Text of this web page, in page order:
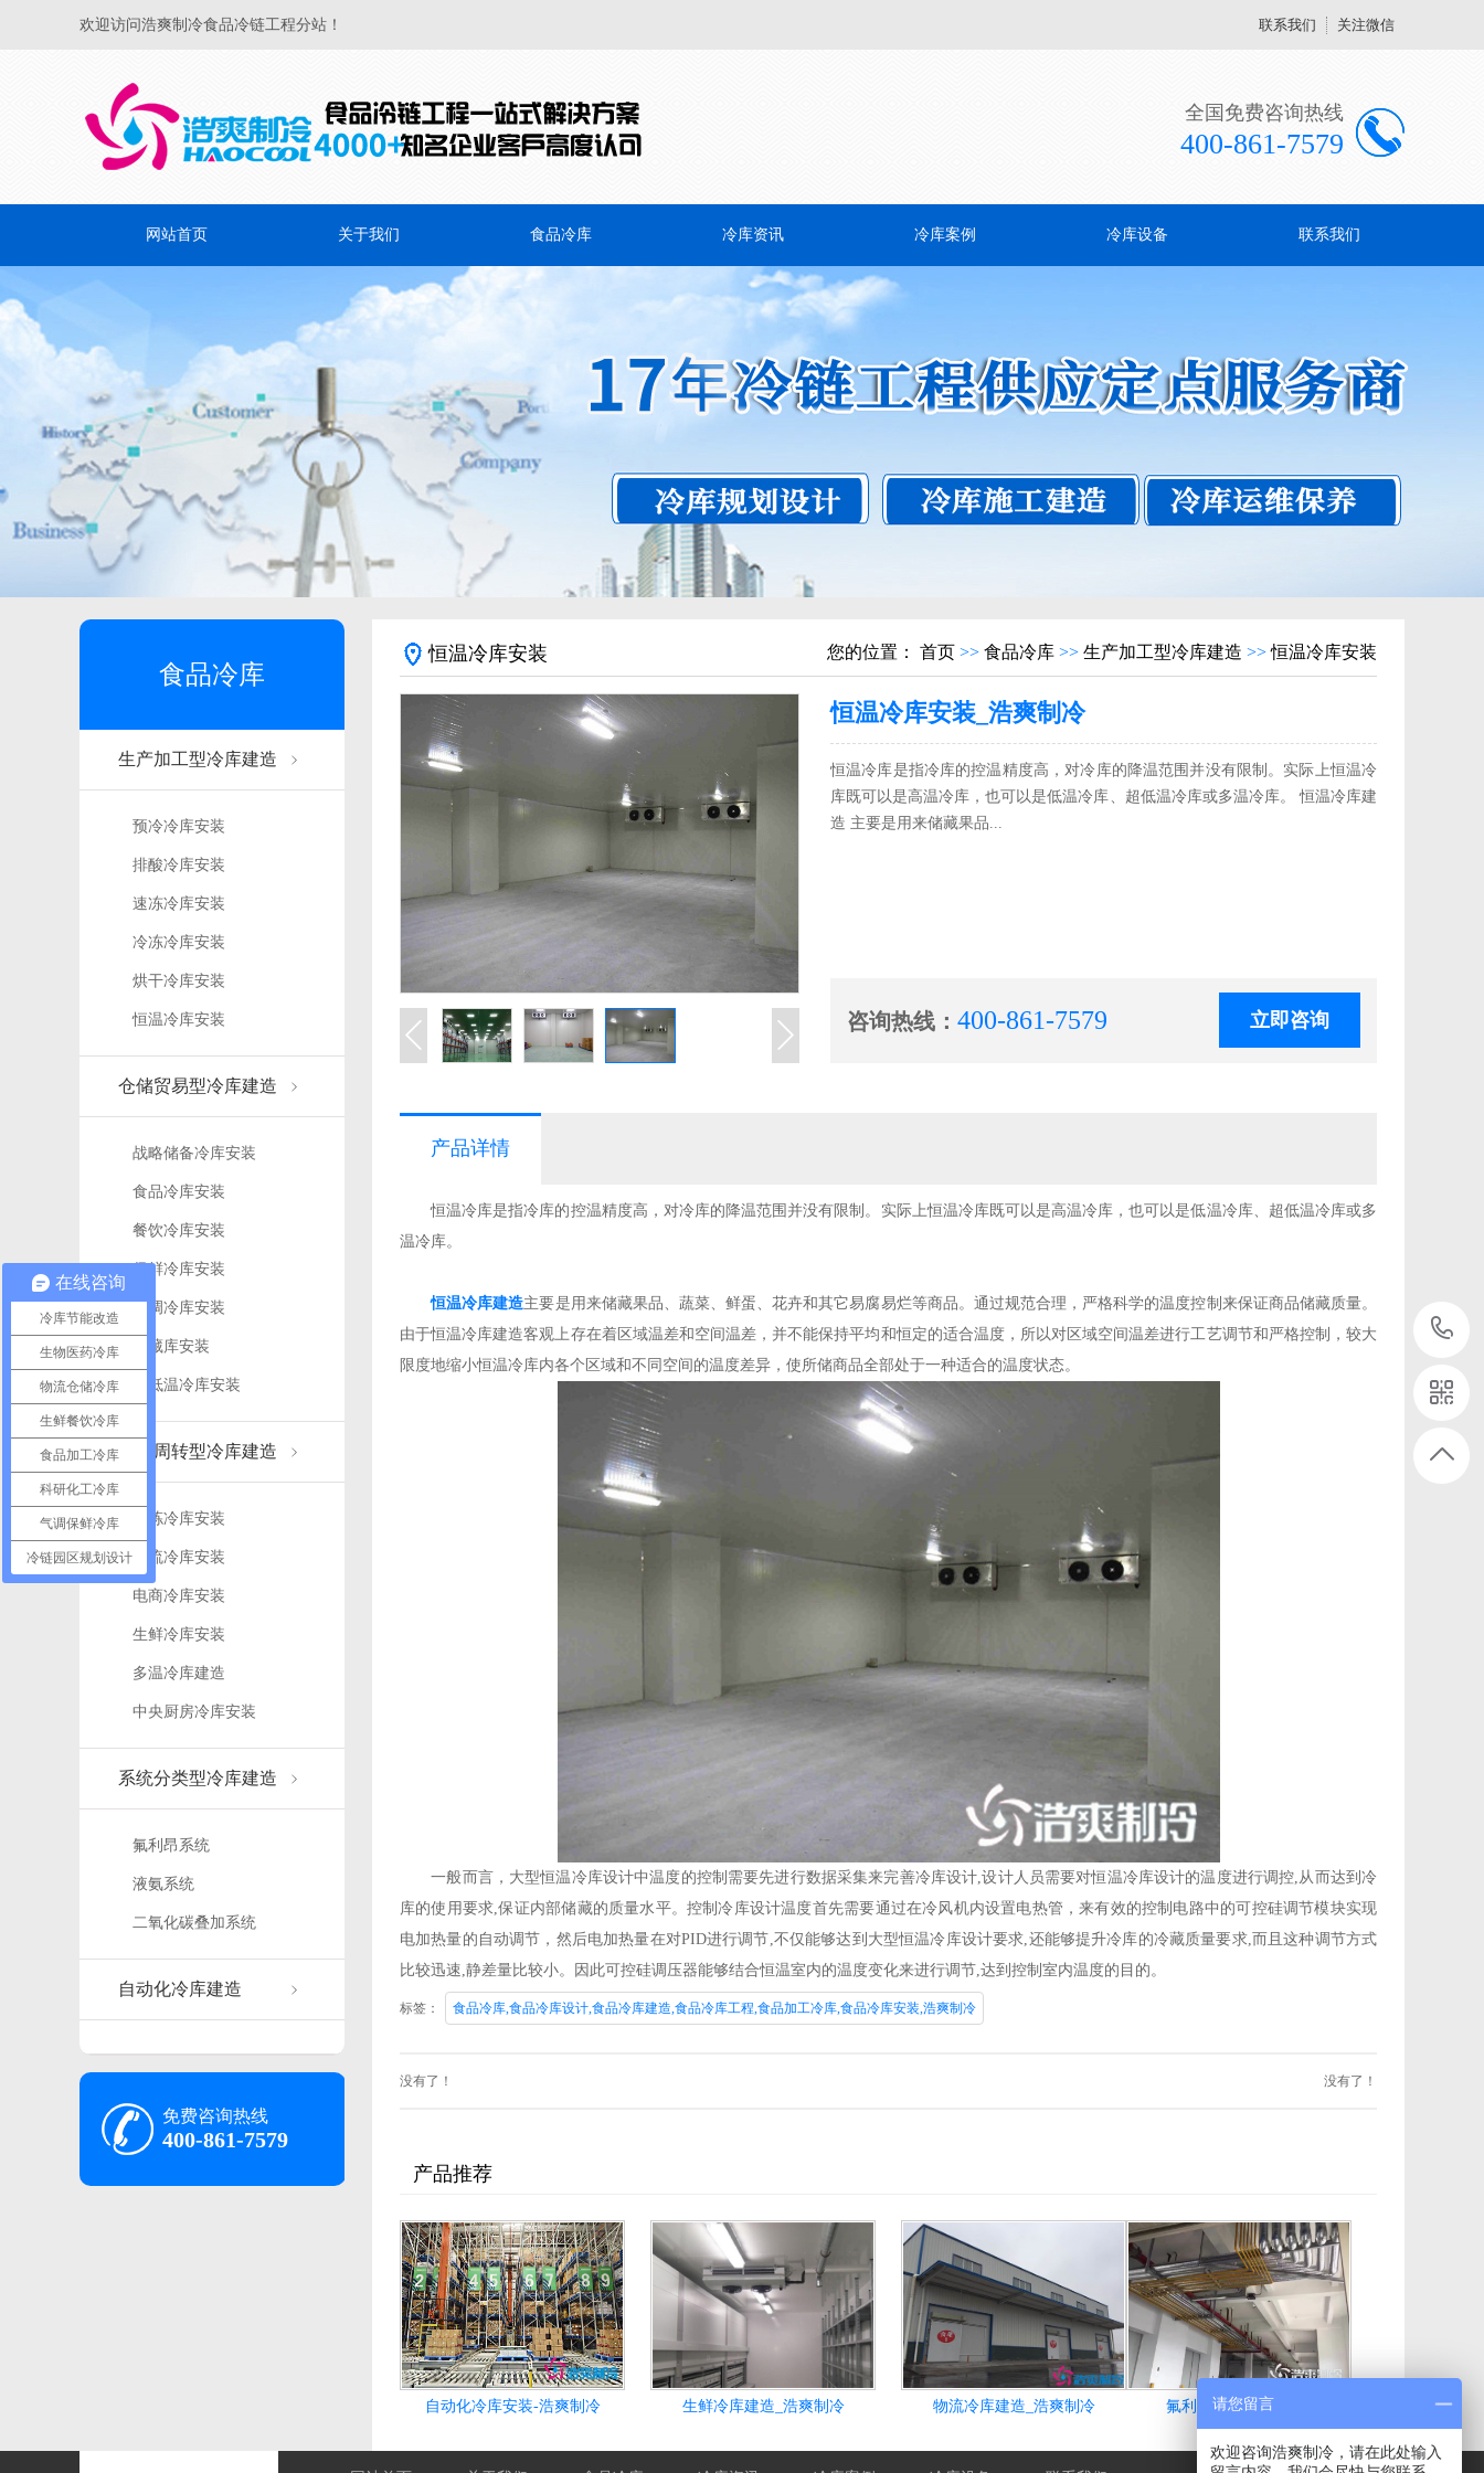
欢迎访问浩爽制冷食品冷链工程分站！ 联系我们 关注微信
全国免费咨询热线
400-861-7579
网站首页 关于我们 食品冷库 冷库资讯 冷库案例 冷库设备 联系我们
食品冷库
生产加工型冷库建造
预冷冷库安装
排酸冷库安装
速冻冷库安装
冷冻冷库安装
烘干冷库安装
恒温冷库安装
仓储贸易型冷库建造
战略储备冷库安装
食品冷库安装
餐饮冷库安装
保鲜冷库安装
气调冷库安装
冷藏库安装
超低温冷库安装
物流周转型冷库建造
分拣冷库安装
物流冷库安装
电商冷库安装
生鲜冷库安装
多温冷库建造
中央厨房冷库安装
系统分类型冷库建造
氟利昂系统
液氨系统
二氧化碳叠加系统
自动化冷库建造
免费咨询热线
400-861-7579
恒温冷库安装 您的位置： 首页 >> 食品冷库 >> 生产加工型冷库建造 >>恒温冷库安装
恒温冷库安装_浩爽制冷
恒温冷库是指冷库的控温精度高，对冷库的降温范围并没有限制。实际上恒温冷
库既可以是高温冷库，也可以是低温冷库、超低温冷库或多温冷库。 恒温冷库建
造 主要是用来储藏果品...
咨询热线： 400-861-7579 立即咨询
产品详情
恒温冷库是指冷库的控温精度高，对冷库的降温范围并没有限制。实际上恒温冷库既可以是高温冷库，也可以是低温冷库、超低温冷库或多
温冷库。
恒温冷库建造主要是用来储藏果品、蔬菜、鲜蛋、花卉和其它易腐易烂等商品。通过规范合理，严格科学的温度控制来保证商品储藏质量。
由于恒温冷库建造客观上存在着区域温差和空间温差，并不能保持平均和恒定的适合温度，所以对区域空间温差进行工艺调节和严格控制，较大
限度地缩小恒温冷库内各个区域和不同空间的温度差异，使所储商品全部处于一种适合的温度状态。
一般而言，大型恒温冷库设计中温度的控制需要先进行数据采集来完善冷库设计,设计人员需要对恒温冷库设计的温度进行调控,从而达到冷
库的使用要求,保证内部储藏的质量水平。控制冷库设计温度首先需要通过在冷风机内设置电热管，来有效的控制电路中的可控硅调节模块实现
电加热量的自动调节，然后电加热量在对PID进行调节,不仅能够达到大型恒温冷库设计要求,还能够提升冷库的冷藏质量要求,而且这种调节方式
比较迅速,静差量比较小。因此可控硅调压器能够结合恒温室内的温度变化来进行调节,达到控制室内温度的目的。
标签： 食品冷库,食品冷库设计,食品冷库建造,食品冷库工程,食品加工冷库,食品冷库安装,浩爽制冷
没有了！ 没有了！
产品推荐
自动化冷库安装-浩爽制冷 生鲜冷库建造_浩爽制冷 物流冷库建造_浩爽制冷 氟利昂系统_浩爽制冷
在线咨询
冷库节能改造
生物医药冷库
物流仓储冷库
生鲜餐饮冷库
食品加工冷库
科研化工冷库
气调保鲜冷库
冷链园区规划设计
请您留言
欢迎咨询浩爽制冷，请在此处输入